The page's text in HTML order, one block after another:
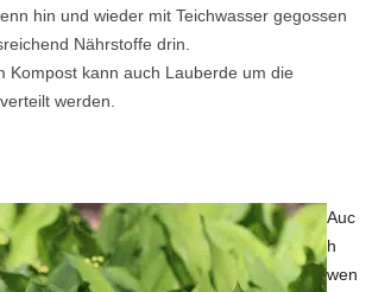
hin und wieder mit Teichwasser gegossen
Nährstoffe drin.
Kompost kann auch Lauberde um die
werden.
Auc
h
wen